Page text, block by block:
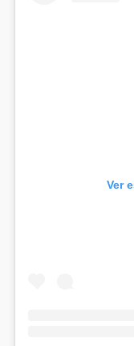
Ver